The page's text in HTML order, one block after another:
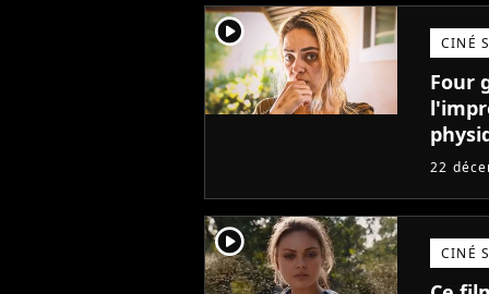
player2 CINÉ
Four
ne
22
player2 CINÉ